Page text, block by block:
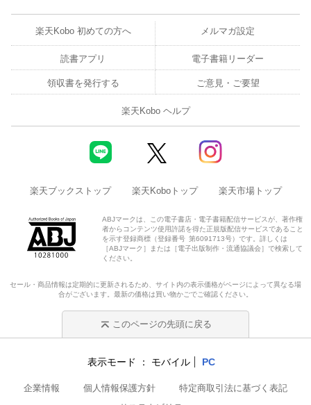
楽天Kobo 初めての方へ メルマガ設定
読書アプリ 電子書籍リーダー
領収書を発行する ご意見・ご要望
楽天Kobo ヘルプ
楽天ブックストップ 楽天Koboトップ 楽天市場トップ
ABJマークは、この電子書店・電子書籍配信サービスが、著作権
者からコンテンツ使用許諾を得た正規版配信サービスであること
を示す登録商標（登録番号 第6091713号）です。詳しくは
［ABJマーク］または［電子出版制作・流通協議会］で検索して
ください。
セール・商品情報は定期的に更新されるため、サイト内の表示価格がページによって異なる場
合がございます。最新の価格は買い物かごでご確認ください。
このページの先頭に戻る
表示モード モバイル PC
企業情報 個人情報保護方針
特定商取引法に基づく表記